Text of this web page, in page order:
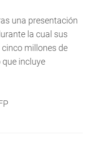
una presentación
la cual sus
millones de
incluye